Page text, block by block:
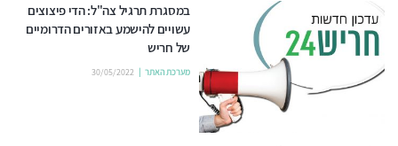
במסגרת תרגיל צה"ל: הדי פיצוצים
עשויים להישמע באזורים הדרומיים
של חריש
מערכת האתר 30/05/2022